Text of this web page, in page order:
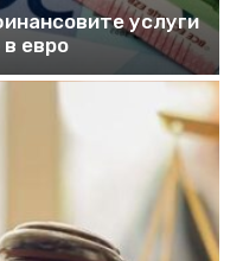
услуги
евро